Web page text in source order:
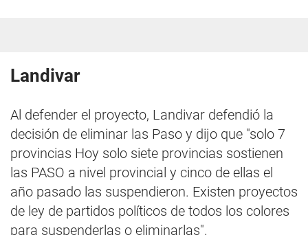
Landivar
Al defender el proyecto, Landivar defendió la
decisión de eliminar las Paso y dijo que "solo 7
provincias Hoy solo siete provincias sostienen
las PASO a nivel provincial y cinco de ellas el
año pasado las suspendieron. Existen proyectos
de ley de partidos políticos de todos los colores
para suspenderlas o eliminarlas".